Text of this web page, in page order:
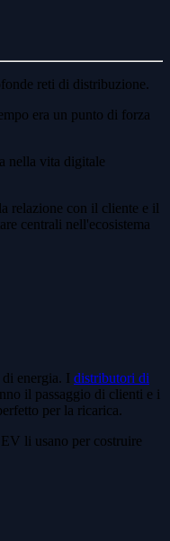
reti di distribuzione.
era un punto di forza
nella vita digitale
relazione con il cliente e il
centrali nell'ecosistema
energia. I distributori di
il passaggio di clienti e i
per la ricarica.
li usano per costruire